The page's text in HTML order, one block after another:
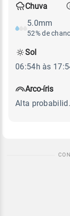
Chuva
5.0mm
52% de
Sol
06:54h às
Arco-íris
Alta probabilid.